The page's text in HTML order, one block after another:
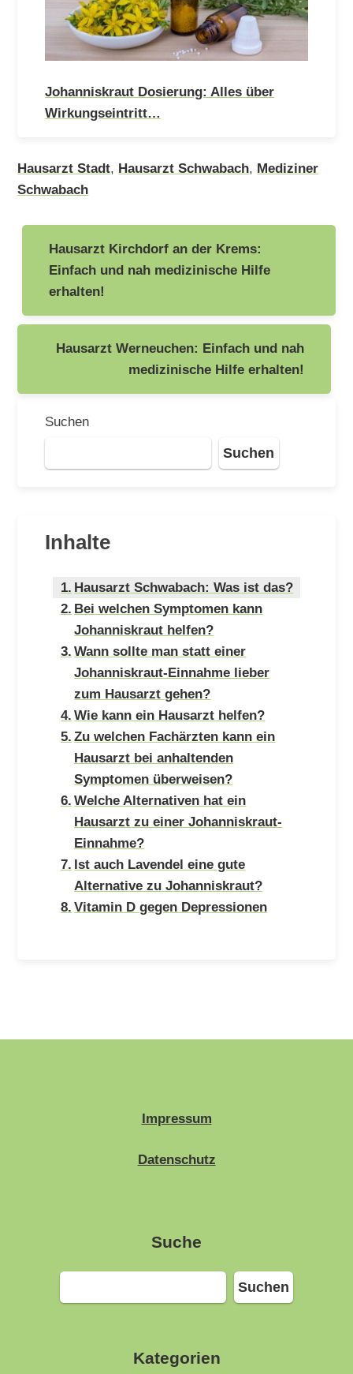
Johanniskraut Dosierung: Alles über
Wirkungseintritt…
Hausarzt Stadt, Hausarzt Schwabach, Mediziner
Schwabach
Beitragsnavigation
Hausarzt Kirchdorf an der Krems:
Einfach und nah medizinische Hilfe
erhalten!
Hausarzt Werneuchen: Einfach und nah
medizinische Hilfe erhalten!
Suchen
Suchen
Inhalte
Hausarzt Schwabach: Was ist das?
Bei welchen Symptomen kann
Johanniskraut helfen?
Wann sollte man statt einer
Johanniskraut-Einnahme lieber
zum Hausarzt gehen?
Wie kann ein Hausarzt helfen?
Zu welchen Fachärzten kann ein
Hausarzt bei anhaltenden
Symptomen überweisen?
Welche Alternativen hat ein
Hausarzt zu einer Johanniskraut-
Einnahme?
Ist auch Lavendel eine gute
Alternative zu Johanniskraut?
Vitamin D gegen Depressionen
Impressum
Datenschutz
Suche
Suchen
Suchen
Kategorien